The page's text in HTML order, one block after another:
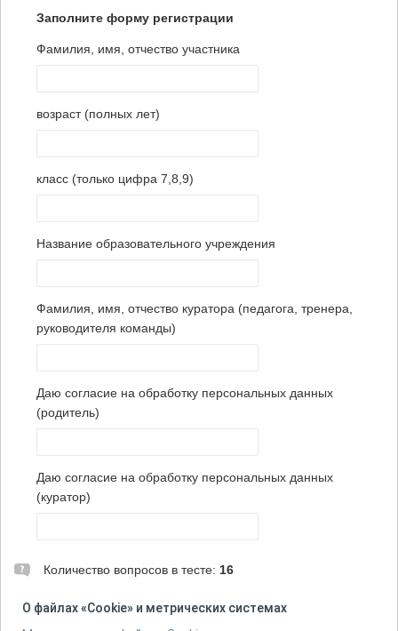
Заполните форму регистрации
Фамилия, имя, отчество участника
возраст (полных лет)
класс (только цифра 7,8,9)
Название образовательного учреждения
Фамилия, имя, отчество куратора (педагога, тренера,
руководителя команды)
Даю согласие на обработку персональных данных
(родитель)
Даю согласие на обработку персональных данных
(куратор)
Количество вопросов в тесте: 16
ВНИМАНИЕ! При прохождении теста не используйте
кнопку "Назад" в браузере и не открывайте тест на новой
О файлах «Cookie» и метрических системах